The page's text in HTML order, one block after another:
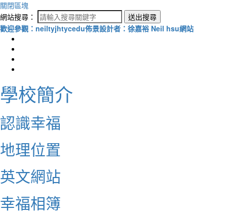
關閉區塊
網站搜尋：
送出搜尋
歡迎參觀：neiltyjhtycedu佈景設計者：徐嘉裕 Neil hsu網站
學校簡介
認識幸福
地理位置
英文網站
幸福相簿